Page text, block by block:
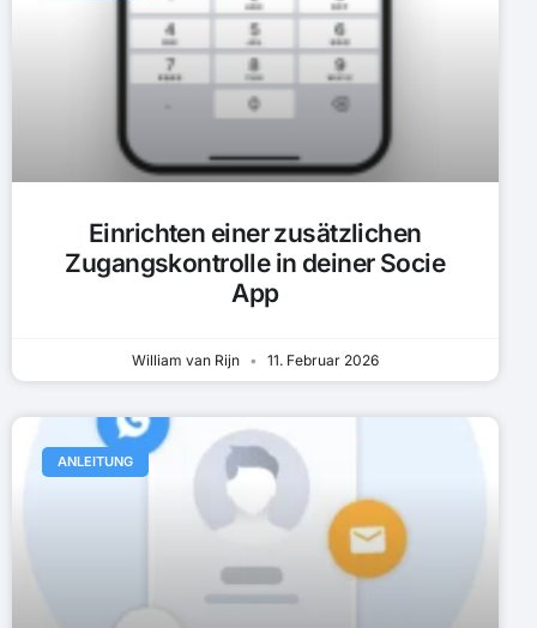
Einrichten einer zusätzlichen
Zugangskontrolle in deiner Socie
App
William van Rijn 11. Februar 2026
ANLEITUNG